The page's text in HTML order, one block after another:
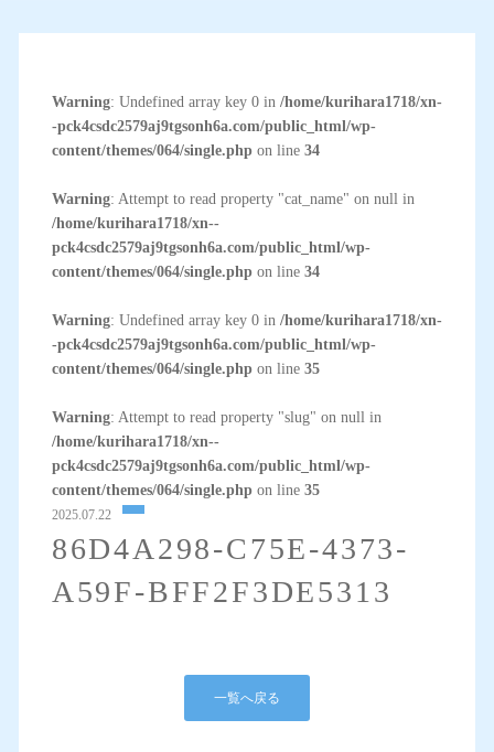
Warning: Undefined array key 0 in /home/kurihara1718/xn-
-pck4csdc2579aj9tgsonh6a.com/public_html/wp-
content/themes/064/single.phpon line 34
Warning: Attempt to read property "cat_name" on null in
/home/kurihara1718/xn--
pck4csdc2579aj9tgsonh6a.com/public_html/wp-
content/themes/064/single.phpon line 34
Warning: Undefined array key 0 in /home/kurihara1718/xn-
-pck4csdc2579aj9tgsonh6a.com/public_html/wp-
content/themes/064/single.phpon line 35
Warning: Attempt to read property "slug" on null in
/home/kurihara1718/xn--
pck4csdc2579aj9tgsonh6a.com/public_html/wp-
content/themes/064/single.phpon line 35
2025.07.22
86D4A298-C75E-4373-
A59F-BFF2F3DE5313
一覧へ戻る